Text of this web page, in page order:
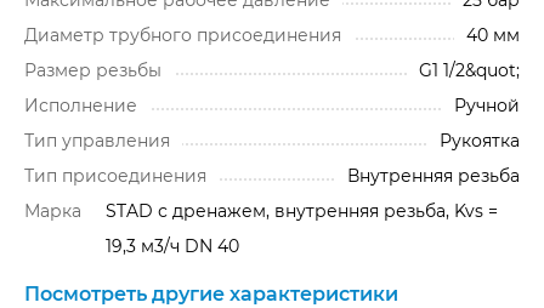
Диаметр трубного присоединения
40 мм
Размер резьбы
G1 1/2&quot;
Исполнение
Ручной
Тип управления
Рукоятка
Тип присоединения
Внутренняя резьба
Марка
STAD с дренажем, внутренняя резьба, Kvs =
19,3 м3/ч DN 40
Посмотреть другие характеристики